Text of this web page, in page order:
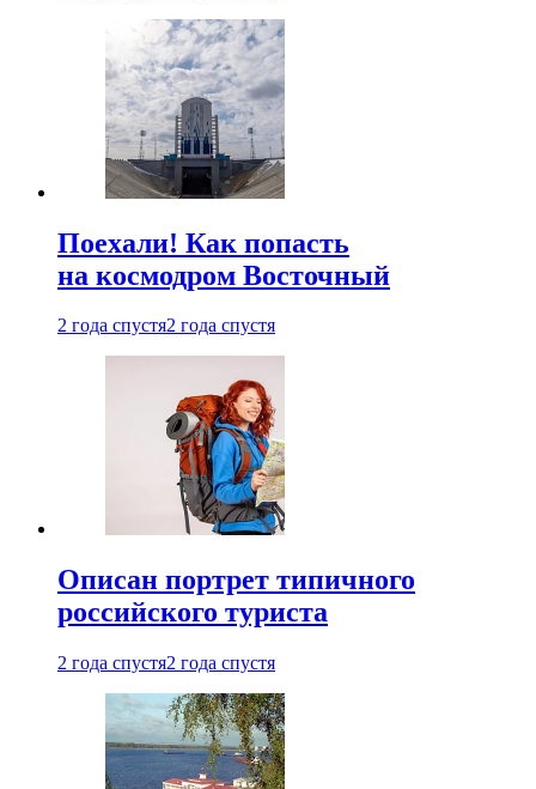
Поехали! Как попасть
на космодром Восточный
2 года спустя2 года спустя
Описан портрет типичного
российского туриста
2 года спустя2 года спустя